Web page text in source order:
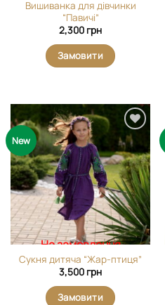
Вишиванка для дівчинки
“Павичі”
2,300 грн
Замовити
New
Додати
виріб у
вибране
На замовлення
Сукня дитяча “Жар-птиця”
3,500 грн
Замовити